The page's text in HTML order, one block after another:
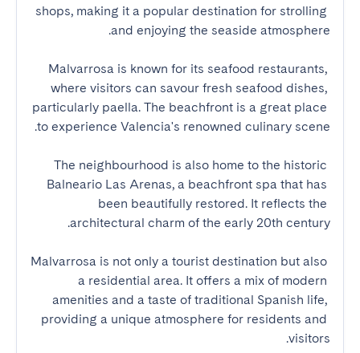
shops, making it a popular destination for strolling
Malvarrosa is known for its seafood restaurants,
where visitors can savour fresh seafood dishes,
particularly paella. The beachfront is a great place
The neighbourhood is also home to the historic
Balneario Las Arenas, a beachfront spa that has
been beautifully restored. It reflects the
Malvarrosa is not only a tourist destination but also
a residential area. It offers a mix of modern
amenities and a taste of traditional Spanish life,
providing a unique atmosphere for residents and
visitors.